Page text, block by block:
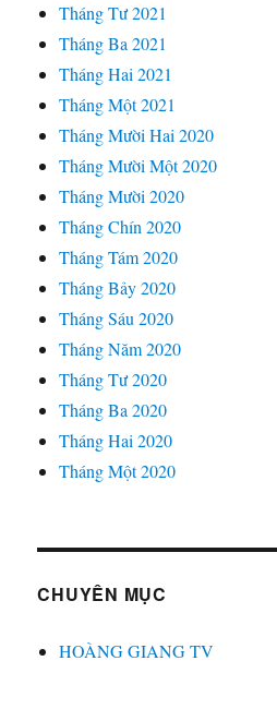
Tháng Tư 2021
Tháng Ba 2021
Tháng Hai 2021
Tháng Một 2021
Tháng Mười Hai 2020
Tháng Mười Một 2020
Tháng Mười 2020
Tháng Chín 2020
Tháng Tám 2020
Tháng Bảy 2020
Tháng Sáu 2020
Tháng Năm 2020
Tháng Tư 2020
Tháng Ba 2020
Tháng Hai 2020
Tháng Một 2020
CHUYÊN MỤC
HOÀNG GIANG TV